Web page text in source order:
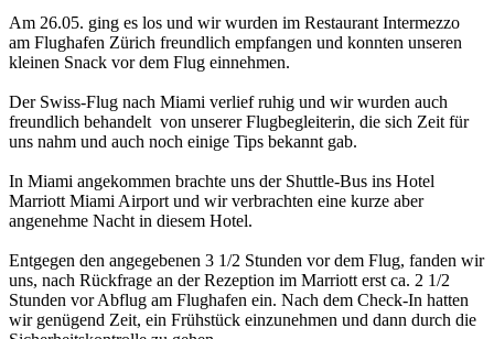
Am 26.05. ging es los und wir wurden im Restaurant Intermezzo
am Flughafen Zürich freundlich empfangen und konnten unseren
kleinen Snack vor dem Flug einnehmen.
Der Swiss-Flug nach Miami verlief ruhig und wir wurden auch
freundlich behandelt von unserer Flugbegleiterin, die sich Zeit für
uns nahm und auch noch einige Tips bekannt gab.
In Miami angekommen brachte uns der Shuttle-Bus ins Hotel
Marriott Miami Airport und wir verbrachten eine kurze aber
angenehme Nacht in diesem Hotel.
Entgegen den angegebenen 3 1/2 Stunden vor dem Flug, fanden wir
uns, nach Rückfrage an der Rezeption im Marriott erst ca. 2 1/2
Stunden vor Abflug am Flughafen ein. Nach dem Check-In hatten
wir genügend Zeit, ein Frühstück einzunehmen und dann durch die